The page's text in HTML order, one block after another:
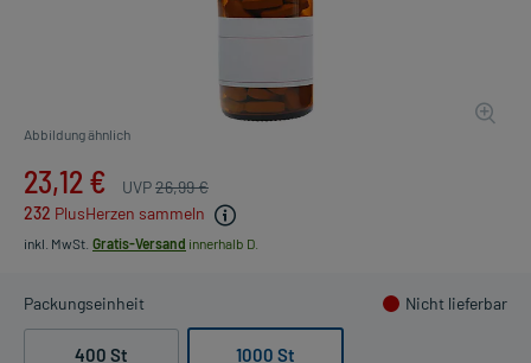
Abbildung ähnlich
23,12 € UVP26,99 €
232 PlusHerzen sammeln
inkl. MwSt. Gratis-Versand innerhalb D.
Packungseinheit Nicht lieferbar
400 St 1000 St